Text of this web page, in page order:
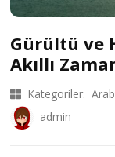
Gürültü ve
Akıllı
Kategoriler:
admin